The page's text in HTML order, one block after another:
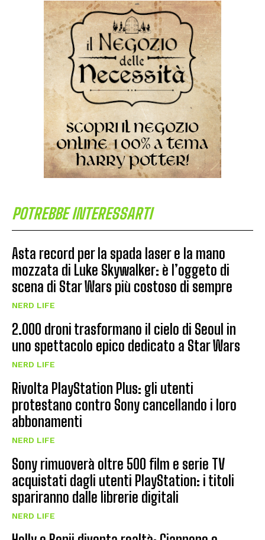
POTREBBE INTERESSARTI
Asta record per la spada laser e la mano
mozzata di Luke Skywalker: è l’oggeto di
scena di Star Wars più costoso di sempre
NERD LIFE
2.000 droni trasformano il cielo di Seoul in
uno spettacolo epico dedicato a Star Wars
NERD LIFE
Rivolta PlayStation Plus: gli utenti
protestano contro Sony cancellando i loro
abbonamenti
NERD LIFE
Sony rimuoverà oltre 500 film e serie TV
acquistati dagli utenti PlayStation: i titoli
spariranno dalle librerie digitali
NERD LIFE